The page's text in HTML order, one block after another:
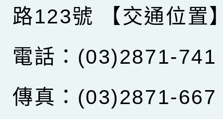
路123號
【交通位置
電話：(03)2871-741
傳真：(03)2871-667